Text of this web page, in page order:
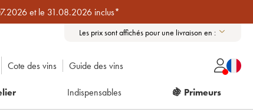
et le 31.08.2026 inclus*
Les prix sont affichés pour une livraison en :
Cote des vins Guide des vins
Indispensables 🍇 Primeurs